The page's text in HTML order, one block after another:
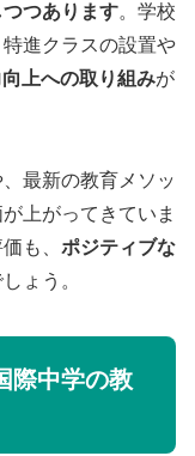
つあります。学校
進クラスの設置や
上への取り組みが
最新の教育メソッ
上がってきていま
も、 ポジティブな
ょう。
際中学の教